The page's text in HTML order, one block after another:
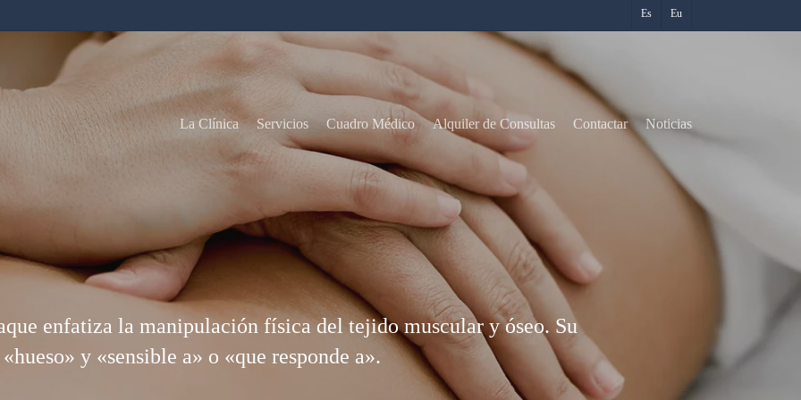
Es Eu
La Clínica Servicios Cuadro Médico Alquiler de Consultas Contactar Noticias
enfatiza la manipulación física del tejido muscular y óseo. Su
y «sensible a» o «que responde a».